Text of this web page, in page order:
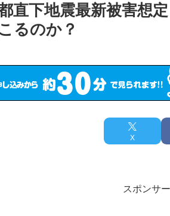
直下地震最新被害想
るのか？
X
スポンサ